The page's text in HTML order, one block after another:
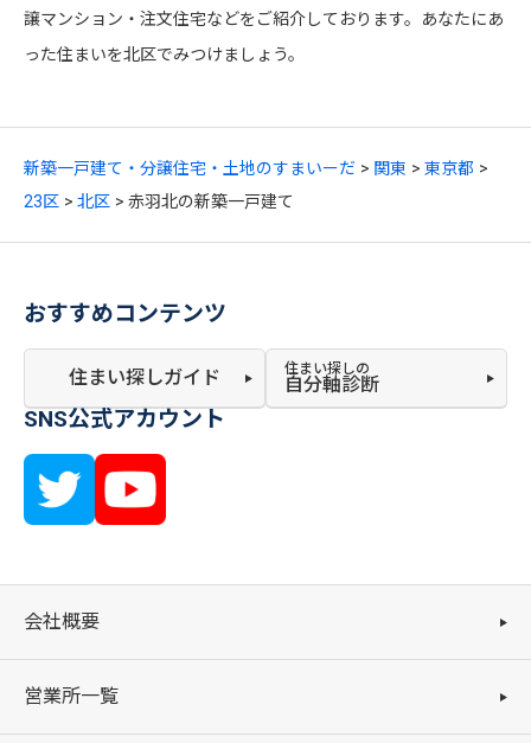
新築一戸建て・分譲住宅・土地のすまいーだ 関東
東京都
23区
北区 赤羽北の新築一戸建て
譲マンション・注文住宅などをご紹介しております。あなたにあ
った住まいを北区でみつけましょう。
おすすめコンテンツ
住まい探しガイド 住まい探しの
自分軸診断
SNS公式アカウント
会社概要
営業所一覧